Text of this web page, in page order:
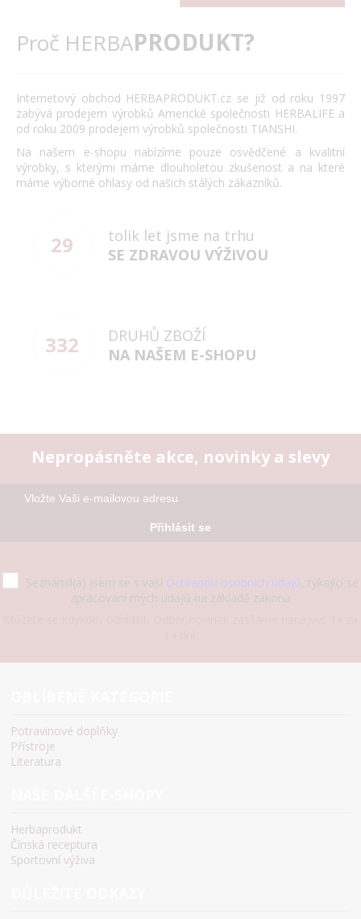
Proč HERBAPRODUKT?
Internetový obchod HERBAPRODUKT.cz se již od roku 1997
zabývá prodejem výrobků Americké společnosti HERBALIFE a
od roku 2009 prodejem výrobků společnosti TIANSHI.
Na našem e-shopu nabízíme pouze osvědčené a kvalitní
výrobky, s kterými máme dlouholetou zkušenost a na které
máme výborné ohlasy od našich stálých zákazníků.
29
tolik let jsme na trhu
SE ZDRAVOU VÝŽIVOU
332
DRUHŮ ZBOŽÍ
NA NAŠEM E-SHOPU
Nepropásněte akce, novinky a slevy
Přihlásit se
Seznámil(a) jsem se s vaší Ochranou osobních údajů, týkající se
zpracování mých údajů na základě zákona
Potravinové doplňky
Přístroje
Literatura
Herbaprodukt
Čínská receptura
Sportovní výživa